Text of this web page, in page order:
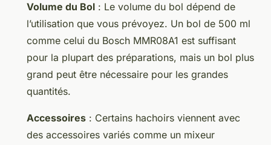
Volume du Bol : Le volume du bol dépend de
l’utilisation que vous prévoyez. Un bol de 500 ml
comme celui du Bosch MMR08A1 est suffisant
pour la plupart des préparations, mais un bol plus
grand peut être nécessaire pour les grandes
quantités.
Accessoires : Certains hachoirs viennent avec
des accessoires variés comme un mixeur